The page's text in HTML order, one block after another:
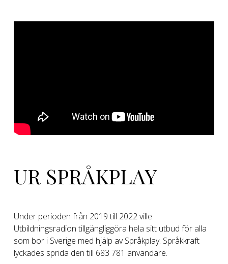
UR SPRÅKPLAY
Under perioden från 2019 till 2022 ville
Utbildningsradion tillgängliggöra hela sitt utbud för alla
som bor i Sverige med hjälp av Språkplay. Språkkraft
lyckades sprida den till 683 781 användare.